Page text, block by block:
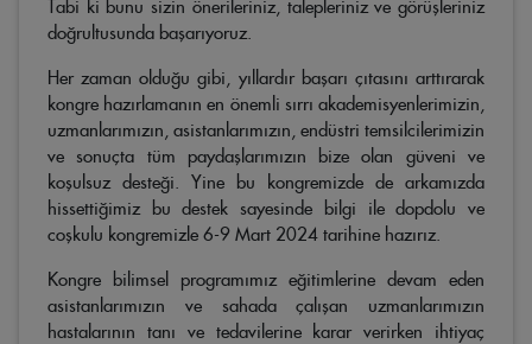
Tabi ki bunu sizin önerileriniz, talepleriniz ve görüşleriniz
doğrultusunda başarıyoruz.
Her zaman olduğu gibi, yıllardır başarı çıtasını arttırarak
kongre hazırlamanın en önemli sırrı akademisyenlerimizin,
uzmanlarımızın, asistanlarımızın, endüstri temsilcilerimizin
ve sonuçta tüm paydaşlarımızın bize olan güveni ve
koşulsuz desteği. Yine bu kongremizde de arkamızda
hissettiğimiz bu destek sayesinde bilgi ile dopdolu ve
coşkulu kongremizle 6-9 Mart 2024 tarihine hazırız.
Kongre bilimsel programımız eğitimlerine devam eden
asistanlarımızın ve sahada çalışan uzmanlarımızın
hastalarının tanı ve tedavilerine karar verirken ihtiyaç